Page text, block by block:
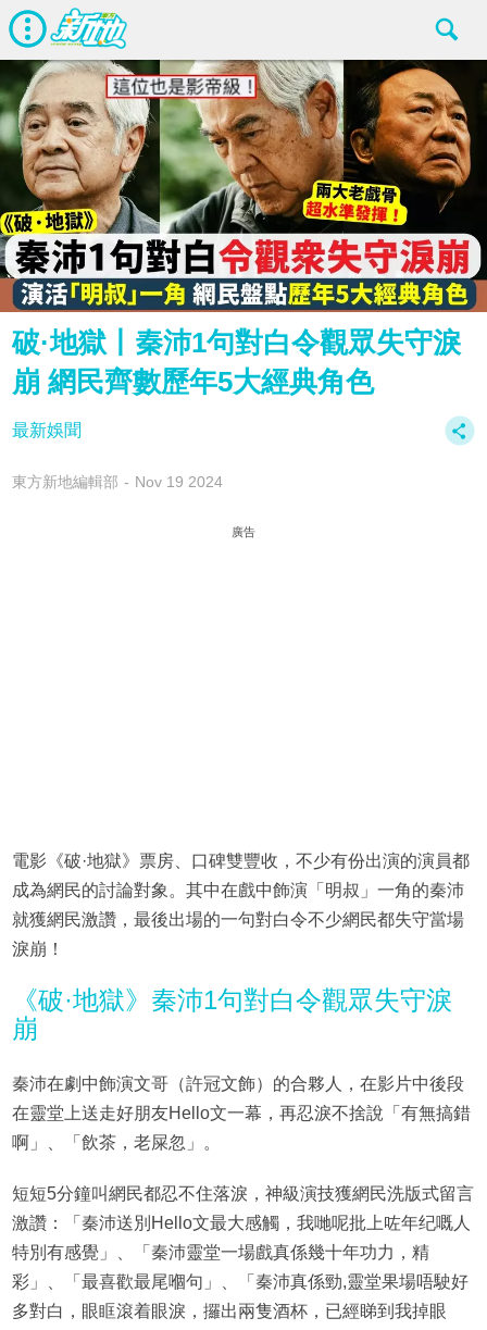
破·地獄丨秦沛1句對白令觀眾失守淚
崩 網民齊數歷年5大經典角色
最新娛聞
東方新地編輯部 Nov 19 2024
廣告
電影《破·地獄》票房、口碑雙豐收，不少有份出演的演員都
成為網民的討論對象。其中在戲中飾演「明叔」一角的秦沛
就獲網民激讚，最後出場的一句對白令不少網民都失守當場
淚崩！
《破·地獄》秦沛1句對白令觀眾失守淚
崩
秦沛在劇中飾演文哥（許冠文飾）的合夥人，在影片中後段
在靈堂上送走好朋友Hello文一幕，再忍淚不捨說「有無搞錯
啊」、「飲茶，老屎忽」。
短短5分鐘叫網民都忍不住落淚，神級演技獲網民洗版式留言
激讚：「秦沛送別Hello文最大感觸，我哋呢批上咗年纪嘅人
特別有感覺」、「秦沛靈堂一場戲真係幾十年功力，精
彩」、「最喜歡最尾嗰句」、「秦沛真係勁,靈堂果場唔駛好
多對白，眼眶滾着眼淚，攞出兩隻酒杯，已經睇到我掉眼